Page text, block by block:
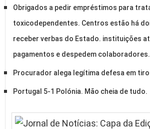
Obrigados a pedir empréstimos para
toxicodependentes. Centros estão há
receber verbas do Estado. instituições
pagamentos e despedem colaboradores.
Procurador alega legítima defesa em
Portugal 5-1 Polónia. Mão cheia de tudo.